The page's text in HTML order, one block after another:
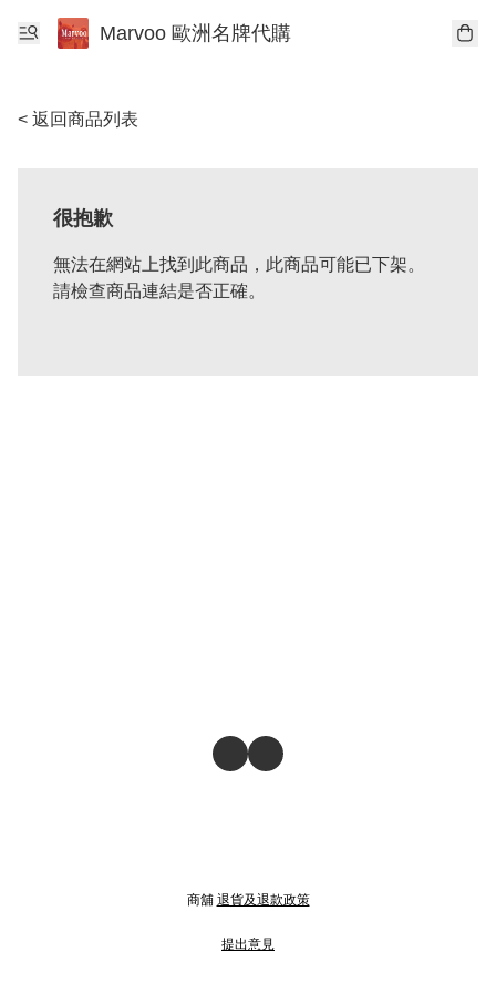
Marvoo 歐洲名牌代購
< 返回商品列表
很抱歉
無法在網站上找到此商品，此商品可能已下架。
請檢查商品連結是否正確。
商舖 退貨及退款政策
提出意見